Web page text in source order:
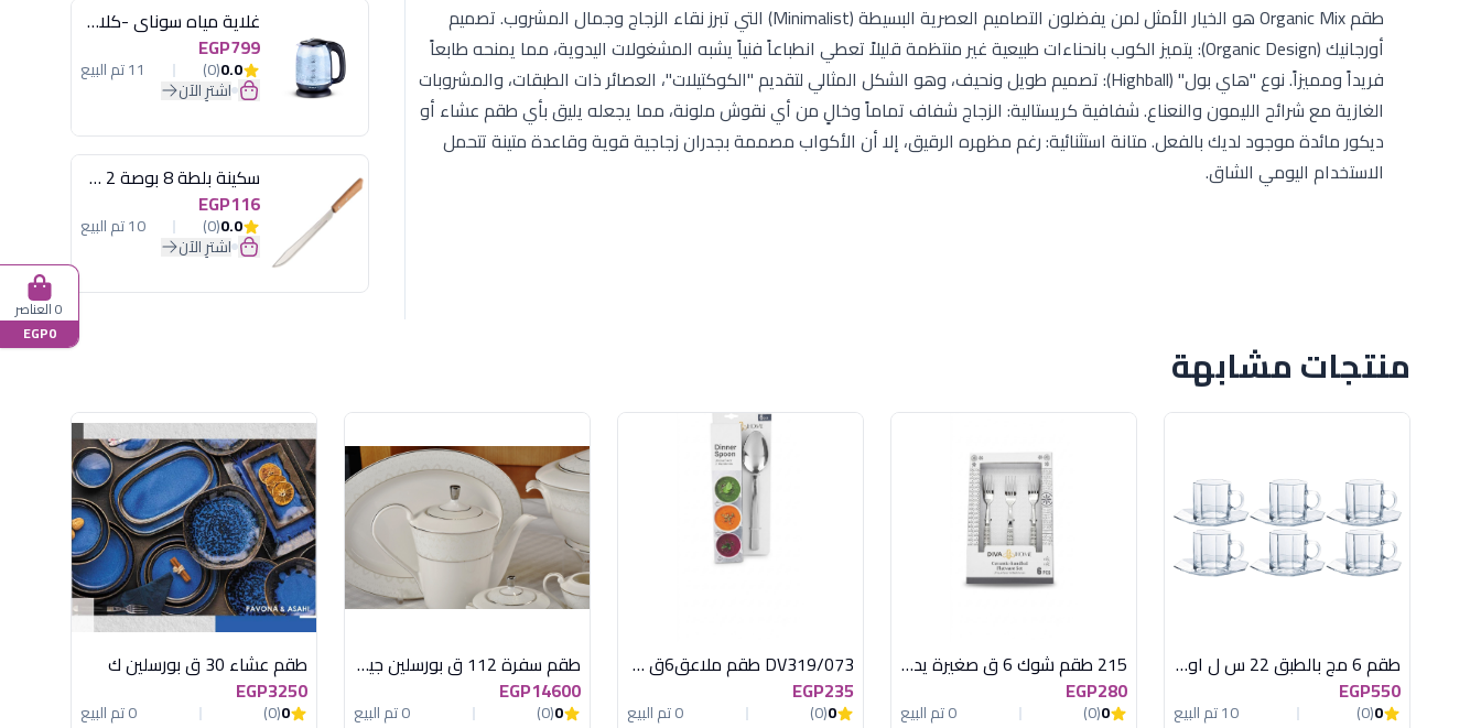
طقم Organic Mix هو الخيار الأمثل لمن يفضلون التصاميم العصرية البسيطة (Minimalist) التي تبرز نقاء الزجاج وجمال المشروب. تصميم
أورجانيك (Organic Design): يتميز الكوب بانحناءات طبيعية غير منتظمة قليلاً تعطي انطباعاً فنياً يشبه المشغولات اليدوية، مما يمنحه طابعاً
فريداً ومميزاً. نوع "هاي بول" (Highball): تصميم طويل ونحيف، وهو الشكل المثالي لتقديم "الكوكتيلات"، العصائر ذات الطبقات، والمشروبات
الغازية مع شرائح الليمون والنعناع. شفافية كريستالية: الزجاج شفاف تماماً وخالٍ من أي نقوش ملونة، مما يجعله يليق بأي طقم عشاء أو
ديكور مائدة موجود لديك بالفعل. متانة استثنائية: رغم مظهره الرقيق، إلا أن الأكواب مصممة بجدران زجاجية قوية وقاعدة متينة تتحمل
الاستخدام اليومي الشاق.
غلاية مياه سوناي -كلاسيك 2200 وات، 1.7 لتر زجاج اضائة ليد - MAR-3752
EGP799
0.0
(0) 11 تم البيع
اشترِ الآن
سكينة بلطة 8 بوصة 2 مسمار
EGP116
0.0
(0) 10 تم البيع
اشترِ الآن
منتجات مشابهة
طقم 6 مج بالطبق 22 س ل اوكتيم لومينارك
EGP550
0
(0)
10 تم البيع
215 طقم شوك 6 ق صغيرة يد بورسلين ديفا
EGP280
0
(0)
0 تم البيع
DV319/073 طقم ملاعق6ق كبيرة استانلس ديفا
EGP235
0
(0)
0 تم البيع
طقم سفرة 112 ق بورسلين جينيف
EGP14600
0
(0)
0 تم البيع
طقم عشاء 30 ق بورسلين ك
EGP3250
0
(0)
0 تم البيع
0 العناصر
EGP0